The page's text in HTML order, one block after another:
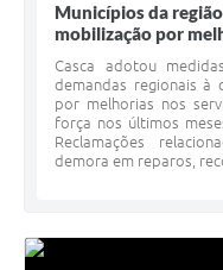
Municípios da
mobilização por
Casca adotou
demandas regionais à
por melhorias nos
força nos últimos
Reclamações
demora em reparos,